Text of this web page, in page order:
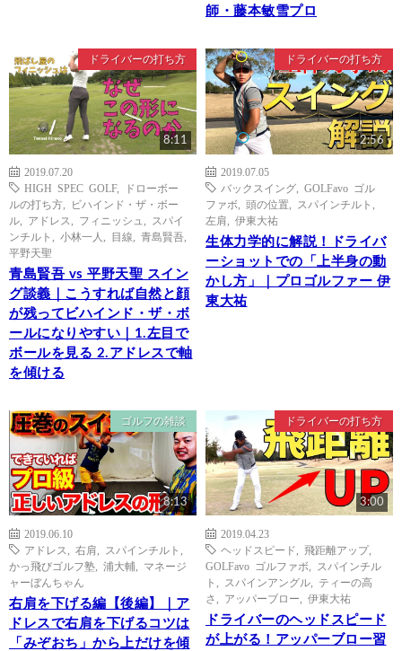
師・藤本敏雪プロ
ドライバーの打ち方
8:11
2019.07.20
HIGH SPEC GOLF,
ドローボー
ルの打ち方
ビハインド・ザ・ボー
ル
アドレス フィニッシュ
スパイ
ンチルト
小林一人 目線 青島賢吾
平野天聖
青島賢吾 vs 平野天聖 スイン
グ談義｜こうすれば自然と顔
が残ってビハインド・ザ・ボ
ールになりやすい｜1.左目で
ボールを見る 2.アドレスで軸
を傾ける
ドライバーの打ち方
2:56
2019.07.05
バックスイング
GOLFavo ゴル
ファボ
頭の位置 スパインチルト
左肩
伊東大祐
生体力学的に解説！ドライバ
ーショットでの「上半身の動
かし方」｜プロゴルファー 伊
東大祐
ゴルフの雑談
8:13
2019.06.10
アドレス
右肩 スパインチルト
かっ飛びゴルフ塾
浦大輔
マネージ
ャーぼんちゃん
右肩を下げる編【後編】｜ア
ドレスで右肩を下げるコツは
「みぞおち」から上だけを傾
ドライバーの打ち方
3:00
2019.04.23
ヘッドスピード
飛距離アップ,
GOLFavo ゴルファボ
スパインチル
ト
スパインアングル
ティーの高
さ
アッパーブロー 伊東大祐
ドライバーのヘッドスピード
が上がる！アッパーブロー習